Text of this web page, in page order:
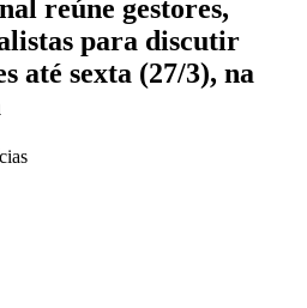
reúne gestores,
para discutir
até sexta (27/3), na